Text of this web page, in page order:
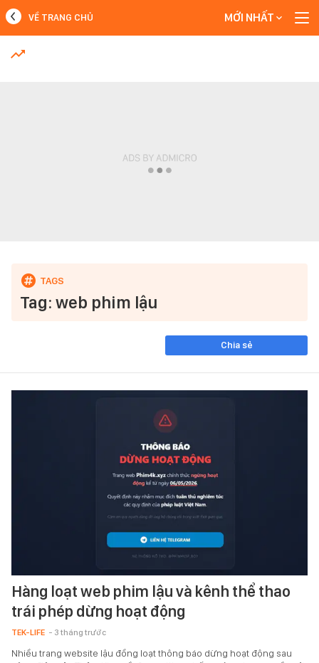
MỚI NHẤT
VỀ TRANG CHỦ MỚI NHẤT
Tag: web phim lậu
Chia sẻ
Hàng loạt web phim lậu và kênh thể thao
trái phép dừng hoạt động
TEK-LIFE - 3 tháng trước
Nhiều trang website lậu đồng loạt thông báo dừng hoạt động sau